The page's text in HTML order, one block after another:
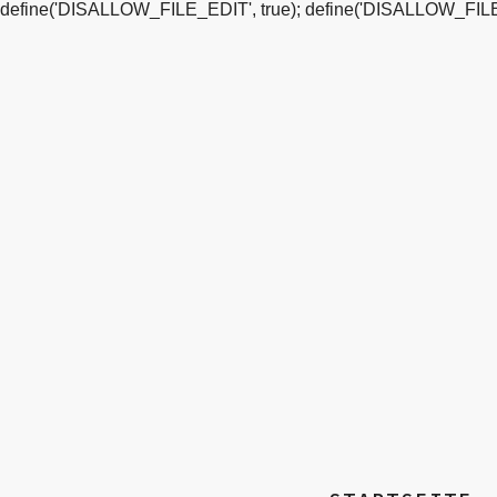
define('DISALLOW_FILE_EDIT', true);